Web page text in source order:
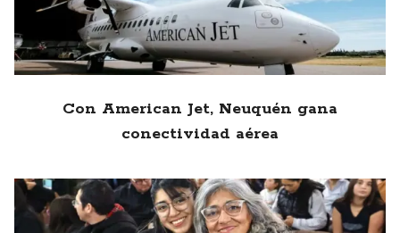
Con American Jet, Neuquén gana
conectividad aérea